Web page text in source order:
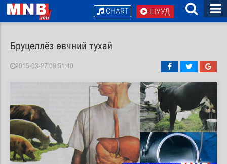
ШУУД
CHART
Бруцеллёз өвчний тухай
2015-03-27 09:51:40